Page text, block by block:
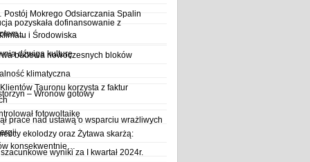
Mokrego Odsiarczania Spalin
dźwiga kulturę
klimatyczna
– Wronów gotowy
fotowoltaikę
ekolodzy oraz Żytawa skarżą:
konsekwentnie…
pozyskała dofinansowanie z
i Środowiska
budowa nowoczesnych bloków
Tauronu korzysta z faktur
prace nad ustawą o wsparciu wrażliwych
wyniki za I kwartał 2024r.